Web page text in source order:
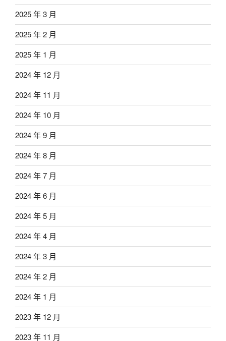
2025 年 3 月
2025 年 2 月
2025 年 1 月
2024 年 12 月
2024 年 11 月
2024 年 10 月
2024 年 9 月
2024 年 8 月
2024 年 7 月
2024 年 6 月
2024 年 5 月
2024 年 4 月
2024 年 3 月
2024 年 2 月
2024 年 1 月
2023 年 12 月
2023 年 11 月